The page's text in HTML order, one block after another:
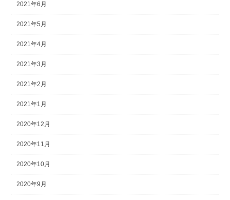
2021年6月
2021年5月
2021年4月
2021年3月
2021年2月
2021年1月
2020年12月
2020年11月
2020年10月
2020年9月